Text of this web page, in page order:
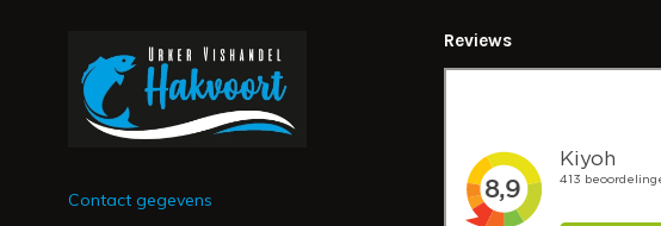
Contact gegevens
Reviews